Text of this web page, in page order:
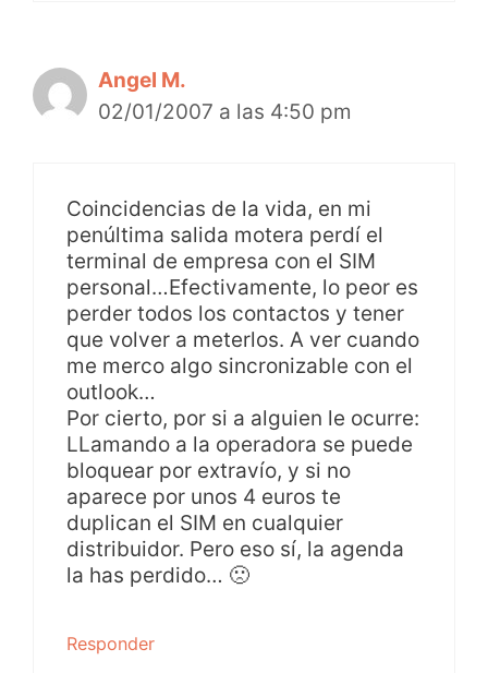
Angel M.
02/01/2007 a las 4:50 pm
Coincidencias de la vida, en mi
penúltima salida motera perdí el
terminal de empresa con el SIM
personal…Efectivamente, lo peor es
perder todos los contactos y tener
que volver a meterlos. A ver cuando
me merco algo sincronizable con el
outlook…
Por cierto, por si a alguien le ocurre:
LLamando a la operadora se puede
bloquear por extravío, y si no
aparece por unos 4 euros te
duplican el SIM en cualquier
distribuidor. Pero eso sí, la agenda
la has perdido… 🙁
Responder